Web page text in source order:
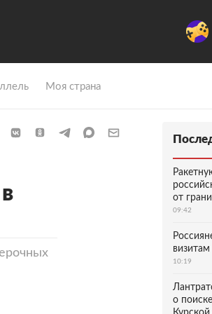
Моя страна
от
09:42
10:19
о